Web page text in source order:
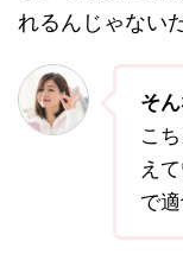
れるんじゃない
そ
こ
え
で